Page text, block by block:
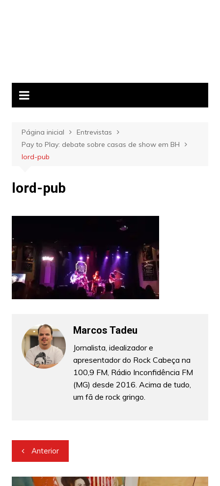
Página inicial
Entrevistas
Pay to Play: debate sobre casas de show em BH
lord-pub
lord-pub
Marcos Tadeu
Jornalista, idealizador e
apresentador do Rock Cabeça na
100,9 FM, Rádio Inconfidência FM
(MG) desde 2016. Acima de tudo,
um fã de rock gringo.
Navegação
de
Post
Anterior